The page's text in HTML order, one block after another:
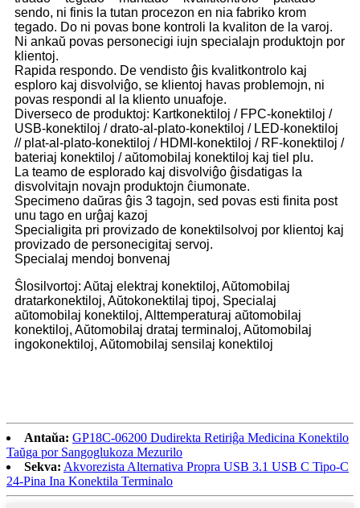
sendo, ni finis la tutan procezon en nia fabriko krom
tegado. Do ni povas bone kontroli la kvaliton de la varoj.
Ni ankaŭ povas personecigi iujn specialajn produktojn por
klientoj.
Rapida respondo. De vendisto ĝis kvalitkontrolo kaj
esploro kaj disvolviĝo, se klientoj havas problemojn, ni
povas respondi al la kliento unuafoje.
Diverseco de produktoj: Kartkonektiloj / FPC-konektiloj /
USB-konektiloj / drato-al-plato-konektiloj / LED-konektiloj
// plat-al-plato-konektiloj / HDMI-konektiloj / RF-konektiloj /
bateriaj konektiloj / aŭtomobilaj konektiloj kaj tiel plu.
La teamo de esplorado kaj disvolviĝo ĝisdatigas la
disvolvitajn novajn produktojn ĉiumonate.
Specimeno daŭras ĝis 3 tagojn, sed povas esti finita post
unu tago en urĝaj kazoj
Specialigita pri provizado de konektilsolvoj por klientoj kaj
provizado de personecigitaj servoj.
Specialaj mendoj bonvenaj
Ŝlosilvortoj: Aŭtaj ​​elektraj konektiloj, Aŭtomobilaj
dratarkonektiloj, Aŭtokonektilaj tipoj, Specialaj
aŭtomobilaj konektiloj, Alttemperaturaj aŭtomobilaj
konektiloj, Aŭtomobilaj drataj terminaloj, Aŭtomobilaj
ingokonektiloj, Aŭtomobilaj sensilaj konektiloj
Antaŭa: GP18C-06200 Dudirekta Retiriĝa Medicina Konektilo
Taŭga por Sangoglukoza Mezurilo
Sekva: Akvorezista Alternativa Propra USB 3.1 USB C Tipo-C
24-Pina Ina Konektila Terminalo